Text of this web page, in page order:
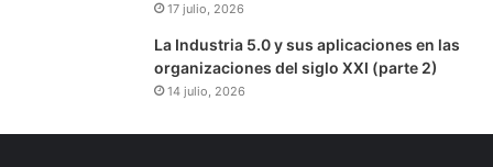
17 julio, 2026
La Industria 5.0 y sus aplicaciones en las
organizaciones del siglo XXI (parte 2)
14 julio, 2026